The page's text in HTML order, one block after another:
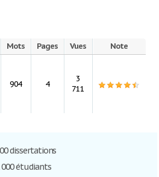
Mots Pages Vues Note
904 4
3
711
dissertations
000 étudiants